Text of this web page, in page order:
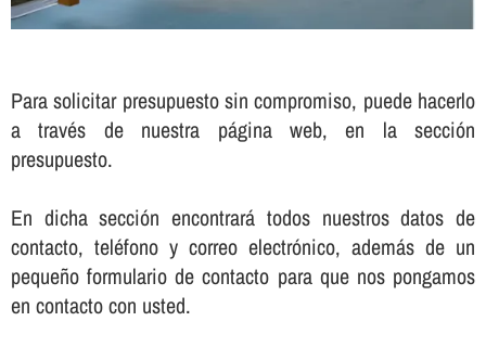
Para solicitar presupuesto sin compromiso, puede hacerlo
a través de nuestra página web, en la sección
presupuesto.
En dicha sección encontrará todos nuestros datos de
contacto, teléfono y correo electrónico, además de un
pequeño formulario de contacto para que nos pongamos
en contacto con usted.